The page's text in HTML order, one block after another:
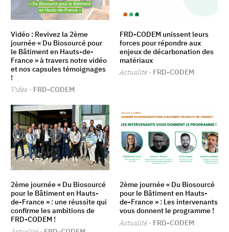
Vidéo : Revivez la 2ème
journée « Du Biosourcé pour
le Bâtiment en Hauts-de-
France » à travers notre vidéo
et nos capsules témoignages
!
Vidéo · FRD-CODEM
FRD-CODEM unissent leurs
forces pour répondre aux
enjeux de décarbonation des
matériaux
Actualité · FRD-CODEM
2ème journée « Du Biosourcé
pour le Bâtiment en Hauts-
de-France » : une réussite qui
confirme les ambitions de
FRD-CODEM !
2ème journée « Du Biosourcé
pour le Bâtiment en Hauts-
de-France » : Les intervenants
vous donnent le programme !
Actualité · FRD-CODEM